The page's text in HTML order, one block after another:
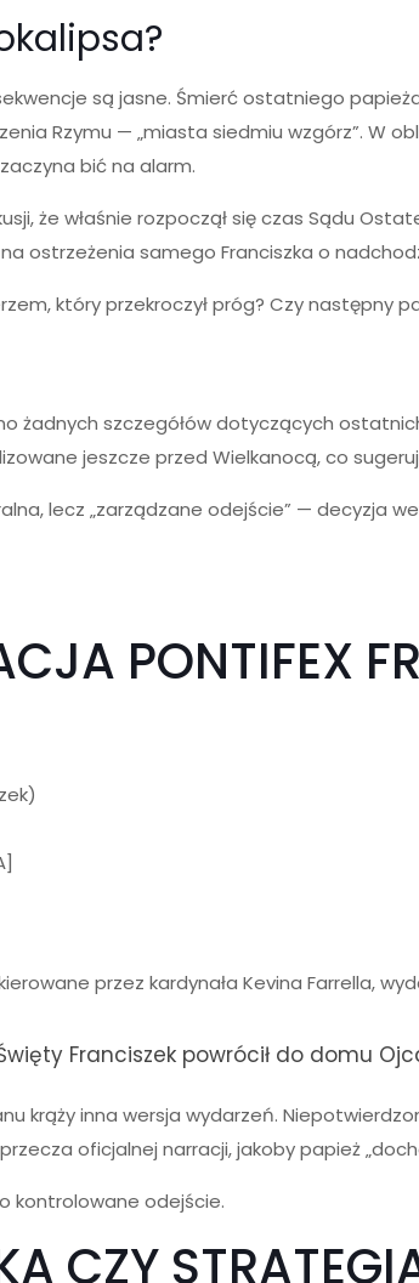
są jasne. Śmierć ostatniego
Rzymu — „miasta siedmiu wzgórz”. W
bić na alarm.
że właśnie rozpoczął się czas Sądu
ostrzeżenia samego Franciszka o
który przekroczył próg? Czy następny
żadnych szczegółów dotyczących
jeszcze przed Wielkanocą, co
lecz „zarządzane odejście” — decyzja
PONTIFEX
przez kardynała Kevina Farrella,
Franciszek powrócił do domu
krąży inna wersja wydarzeń.
oficjalnej narracji, jakoby papież
kontrolowane odejście.
CZY